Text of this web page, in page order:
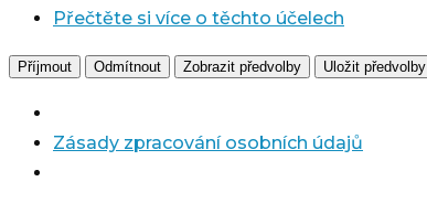
Přečtěte si více o těchto účelech
Příjmout Odmítnout Zobrazit předvolby Uložit předvolby
Zásady zpracování osobních údajů